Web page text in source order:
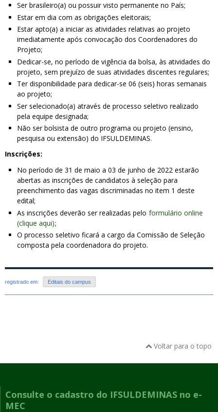
Ser brasileiro(a) ou possuir visto permanente no País;
Estar em dia com as obrigações eleitorais;
Estar apto(a) a iniciar as atividades relativas ao projeto
imediatamente após convocação dos Coordenadores do
Projeto;
Dedicar-se, no período de vigência da bolsa, às atividades do
projeto, sem prejuízo de suas atividades discentes regulares;
Ter disponibilidade para dedicar-se 06 (seis) horas semanais
ao projeto;
Ser selecionado(a) através de processo seletivo realizado
pela equipe designada;
Não ser bolsista de outro programa ou projeto (ensino,
pesquisa ou extensão) do IFSULDEMINAS.
Inscrições:
No período de 31 de maio a 03 de junho de 2022 estarão
abertas as inscrições de candidatos à seleção para
preenchimento das vagas discriminadas no item 1 deste
edital;
As inscrições deverão ser realizadas pelo formulário online
(clique aqui);
O processo seletivo ficará a cargo da Comissão de Seleção
composta pela coordenadora do projeto.
registrado em: Editais do campus
Voltar para o topo
Consulte o cadastro do IFSULDEMINAS no e-
MEC